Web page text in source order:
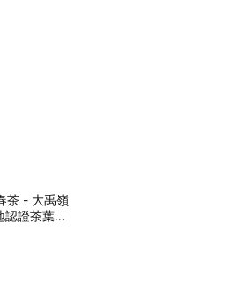
茶 - 大禹嶺
證茶葉｜